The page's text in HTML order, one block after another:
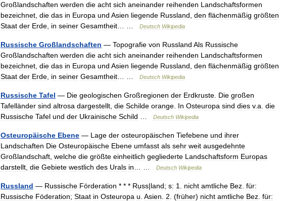
Großlandschaften werden die acht sich aneinander reihenden Landschaftsformen
bezeichnet die das in Europa und Asien liegende Russland den flächenmäßig größten
Staat der Erde in seiner Gesamtheit Deutsch Wikipedia
Russische Großlandschaften — Topografie von Russland Als Russische
Großlandschaften werden die acht sich aneinander reihenden Landschaftsformen
bezeichnet die das in Europa und Asien liegende Russland den flächenmäßig größten
Staat der Erde in seiner Gesamtheit Deutsch Wikipedia
Russische Tafel — Die geologischen Großregionen der Erdkruste Die großen
Tafelländer sind altrosa dargestellt die Schilde orange In Osteuropa sind dies v.a die
Russische Tafel und der Ukrainische Schild Deutsch Wikipedia
Osteuropäische Ebene — Lage der osteuropäischen Tiefebene und ihrer
Landschaften Die Osteuropäische Ebene umfasst als sehr weit ausgedehnte
Großlandschaft welche die größte einheitlich gegliederte Landschaftsform Europas
darstellt die Gebiete westlich des Urals in Deutsch Wikipedia
Russland — Russische Förderation * * * Rụss|land; s: 1 nicht amtliche Bez für:
Russische Föderation; Staat in Osteuropa u Asien 2 . (früher) nicht amtliche Bez für: